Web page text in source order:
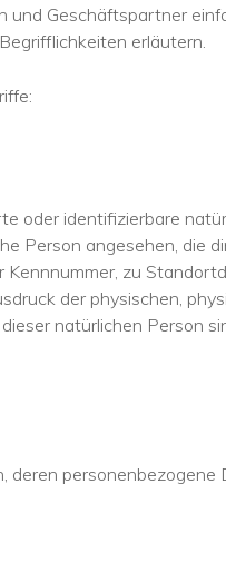
und Geschäftspartner
erläutern.
oder identifizierbare
Person angesehen, die
zu
der physischen,
natürlichen Person
deren personenbezogene